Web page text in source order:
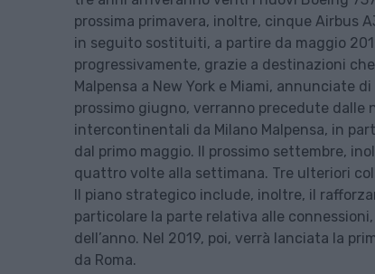
prossima primavera, inoltre, cinque Airbus
in seguito sostituiti, a partire da maggio
progressivamente, grazie a destinazioni
Malpensa a New York e Miami, annunciate
prossimo giugno, verranno precedute
intercontinentali da Milano Malpensa, in
dal primo maggio. Il prossimo settembre,
quattro volte alla settimana. Tre ulteriori
Il piano strategico include, inoltre, il
particolare la parte relativa alle
dell’anno. Nel 2019, poi, verrà lanciata la
da Roma.